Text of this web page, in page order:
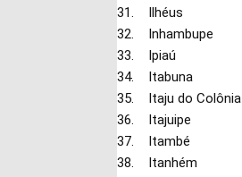
31. Ilhéus
32. Inhambupe
33. Ipiaú
34. Itabuna
35. Itaju do Colônia
36. Itajuipe
37. Itambé
38. Itanhém